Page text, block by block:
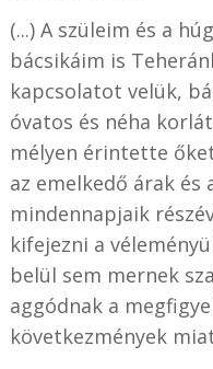
(...) A szüleim és a
bácsikáim is
kapcsolatot velük,
óvatos és néha
mélyen érintette
az emelkedő árak és
mindennapjaik
kifejezni a
belül sem mernek
aggódnak a
következmények